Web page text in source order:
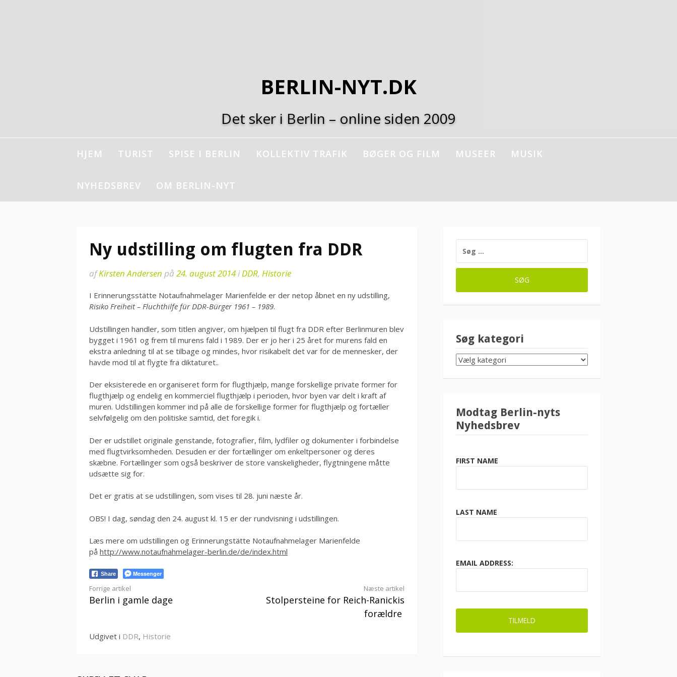
BERLIN-NYT.DK
Det sker i Berlin – online siden 2009
HJEM TURIST SPISE I BERLIN KOLLEKTIV TRAFIK BØGER OG FILM MUSEER MUSIK
NYHEDSBREV OM BERLIN-NYT
Ny udstilling om flugten fra DDR
afKirsten Andersen på 24. august 2014iDDR, Historie
I Erinnerungsstätte Notaufnahmelager Marienfelde er der netop åbnet en ny udstilling,
Risiko Freiheit – Fluchthilfe für DDR-Bürger 1961 – 1989.
Udstillingen handler, som titlen angiver, om hjælpen til flugt fra DDR efter Berlinmuren blev
bygget i 1961 og frem til murens fald i 1989. Der er jo her i 25 året for murens fald en
ekstra anledning til at se tilbage og mindes, hvor risikabelt det var for de mennesker, der
havde mod til at flygte fra diktaturet..
Der eksisterede en organiseret form for flugthjælp, mange forskellige private former for
flugthjælp og endelig en kommerciel flugthjælp i perioden, hvor byen var delt i kraft af
muren. Udstillingen kommer ind på alle de forskellige former for flugthjælp og fortæller
selvfølgelig om den politiske samtid, det foregik i.
Der er udstillet originale genstande, fotografier, film, lydfiler og dokumenter i forbindelse
med flugtvirksomheden. Desuden er der fortællinger om enkeltpersoner og deres
skæbne. Fortællinger som også beskriver de store vanskeligheder, flygtningene måtte
udsætte sig for.
Det er gratis at se udstillingen, som vises til 28. juni næste år.
OBS! I dag, søndag den 24. august kl. 15 er der rundvisning i udstillingen.
Læs mere om udstillingen og Erinnerungstätte Notaufnahmelager Marienfelde
på http://www.notaufnahmelager-berlin.de/de/index.html
Share Messenger
Læs
videre
Forrige artikel
Berlin i gamle dage
Næste artikel
Stolpersteine for Reich-Ranickis
forældre
Udgivet i DDR, Historie
EFTER:
Søg kategori
SØG
KATEGORI
Modtag Berlin-nyts
Nyhedsbrev
FIRST NAME
LAST NAME
EMAIL ADDRESS: